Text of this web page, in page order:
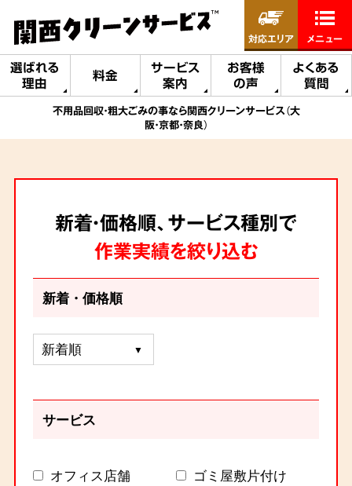
選ばれる
理由
料金
サービス
案内
お客様
の声
よくある
質問
対応エリア メニュー
不用品回収・粗大ごみの事なら関西クリーンサービス（大
阪・京都・奈良）
新着・価格順、サービス種別で
作業実績を絞り込む
新着・価格順
サービス
オフィス店舗
ゴミ屋敷片付け